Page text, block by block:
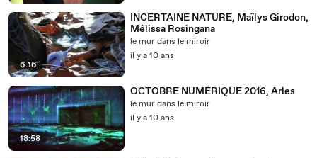
6:16
INCERTAINE NATURE, Maïlys Girodon,
Mélissa Rosingana
le mur dans le miroir
il y a 10 ans
18:58
OCTOBRE NUMÉRIQUE 2016, Arles
le mur dans le miroir
il y a 10 ans